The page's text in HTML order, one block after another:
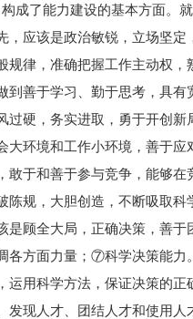
成了能力建设的基本方面。
，应该是政治敏锐，立场坚
规律，准确把握工作主动权
善于学习、勤于思考，具
过硬，务实进取，勇于开创
大环境和工作小环境，善于
敢于和善于参与竞争，能够
陈规，大胆创造，不断吸取
是顾全大局，正确决策，善
各方面力量；⑦科学决策能
运用科学方法，保证决策的
发现人才、团结人才和使用